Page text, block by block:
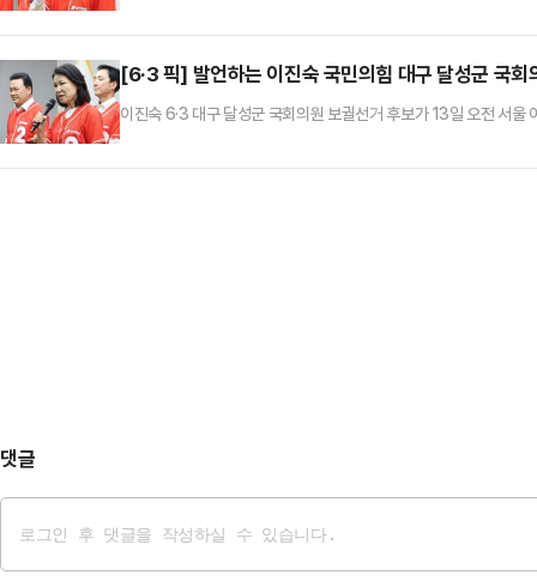
[6·3 픽] 발언하는 이진숙 국민의힘 대구 달성군 국회
이진숙 6·3 대구 달성군 국회의원 보궐선거 후보가 13일 오전 서
댓글